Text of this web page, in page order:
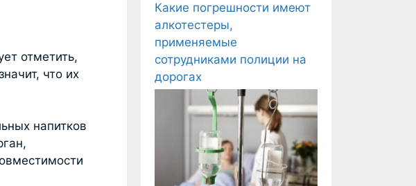
отметить,
что их
напитков
Какие погрешности имеют
алкотестеры,
применяемые
сотрудниками полиции на
дорогах